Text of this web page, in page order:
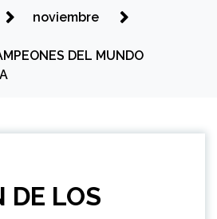
noviembre
DEL MUNDO
DE LOS